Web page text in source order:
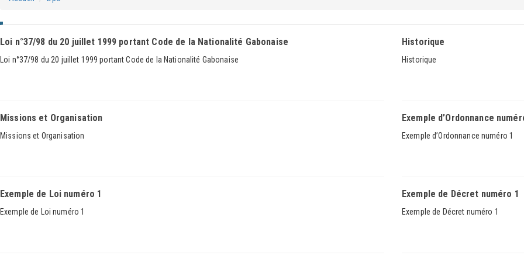
Loi n°37/98 du 20 juillet 1999 portant Code de la Nationalité Gabonaise
Loi n°37/98 du 20 juillet 1999 portant Code de la Nationalité Gabonaise
Historique
Historique
Missions et Organisation
Missions et Organisation
Exemple d’Ordonnance
Exemple d’Ordonnance numéro 1
Exemple de Loi numéro 1
Exemple de Loi numéro 1
Exemple de Décret numéro 1
Exemple de Décret numéro 1